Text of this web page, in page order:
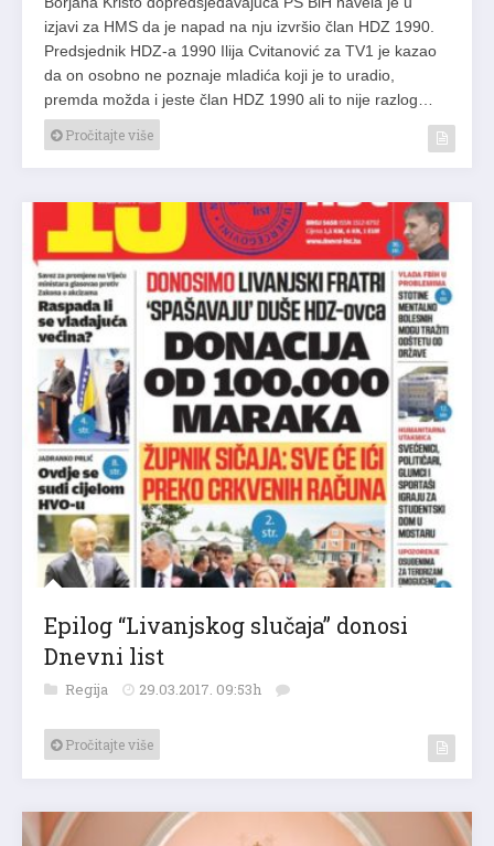
izjavi za HMS da je napad na nju izvršio član HDZ 1990.
Predsjednik HDZ-a 1990 Ilija Cvitanović za TV1 je kazao
da on osobno ne poznaje mladića koji je to uradio,
premda možda i jeste član HDZ 1990 ali to nije razlog…
Pročitajte više
Epilog “Livanjskog slučaja” donosi
Dnevni list
Regija 29.03.2017. 09:53h
Pročitajte više